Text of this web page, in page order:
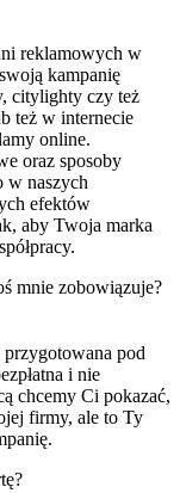
reklamowych w
kampanię
citylighty czy też
też w internecie
online.
oraz sposoby
w naszych
efektów
aby Twoja marka
mnie zobowiązuje?
pod
i nie
chcemy Ci pokazać,
firmy, ale to Ty